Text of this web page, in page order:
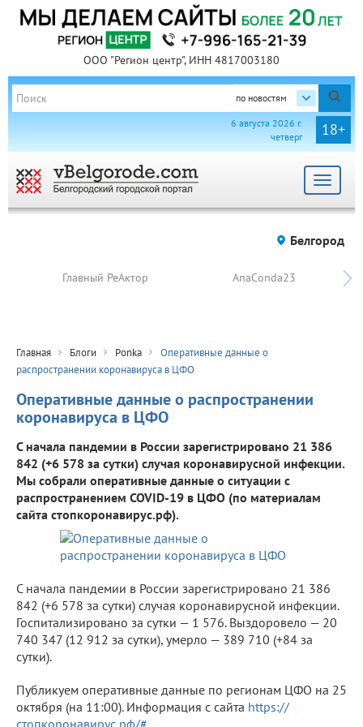
ООО "Регион центр", ИНН 4817003180
по новостям
18+
6 августа 2026 г.
четверг
Toggle
Белгород
Главный РеАктор AnaConda23
Главная Блоги Ponka
Оперативные данные о
распространении коронавируса в ЦФО
Оперативные данные о распространении
коронавируса в ЦФО
С начала пандемии в России зарегистрировано 21 386
842 (+6 578 за сутки) случая коронавирусной инфекции.
Мы собрали оперативные данные о ситуации с
распространением COVID-19 в ЦФО (по материалам
сайта стопкоронавирус.рф).
С начала пандемии в России зарегистрировано 21 386
842 (+6 578 за сутки) случая коронавирусной инфекции.
Госпитализировано за сутки — 1 576. Выздоровело — 20
740 347 (12 912 за сутки), умерло — 389 710 (+84 за
сутки).
Публикуем оперативные данные по регионам ЦФО на 25
октября (на 11:00). Информация с сайта https://
стопкоронавирус.рф/#.